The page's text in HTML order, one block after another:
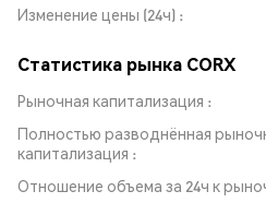
Изменение цены (24ч)
Статистика рынка CORX
Рыночная капитализация
Полностью разводнённая
капитализация
Отношение объема за 24ч к